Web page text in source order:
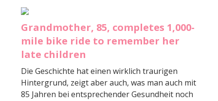
Grandmother, 85, completes 1,000-
mile bike ride to remember her
late children
Die Geschichte hat einen wirklich traurigen
Hintergrund, zeigt aber auch, was man auch mit
85 Jahren bei entsprechender Gesundheit noch